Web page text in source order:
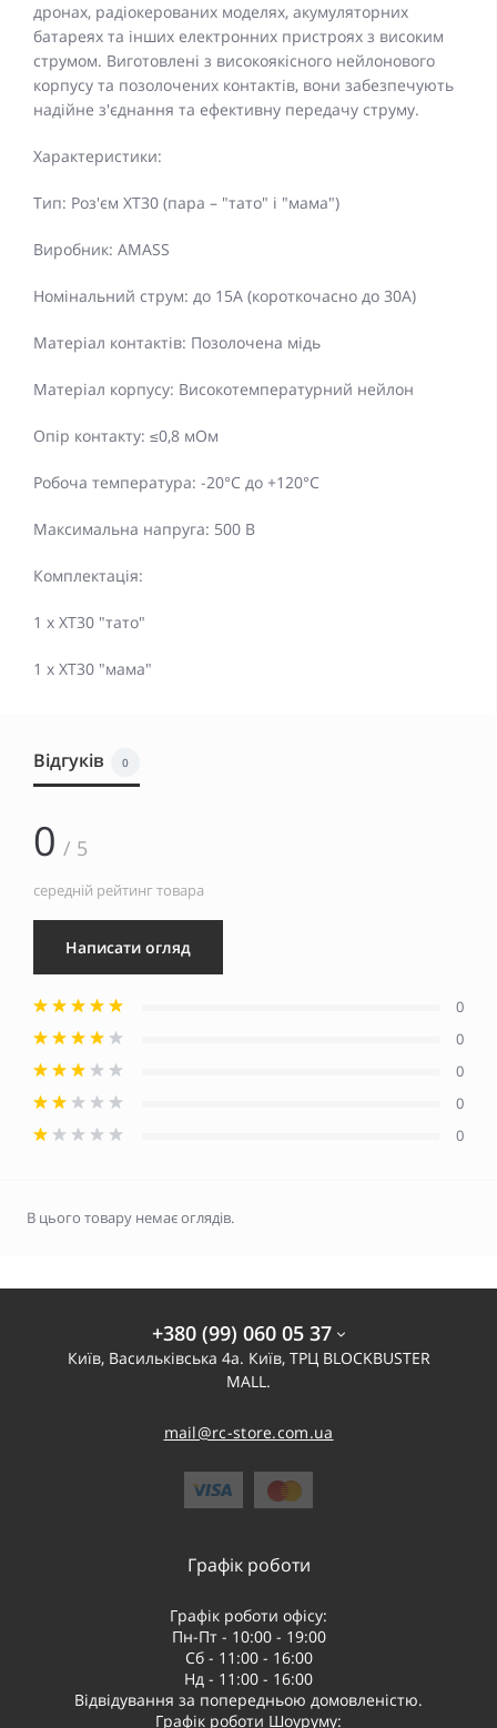
дронах, радіокерованих моделях, акумуляторних
батареях та інших електронних пристроях з високим
струмом. Виготовлені з високоякісного нейлонового
корпусу та позолочених контактів, вони забезпечують
надійне з'єднання та ефективну передачу струму.
Характеристики:
Тип: Роз'єм XT30 (пара – "тато" і "мама")
Виробник: AMASS
Номінальний струм: до 15A (короткочасно до 30A)
Матеріал контактів: Позолочена мідь
Матеріал корпусу: Високотемпературний нейлон
Опір контакту: ≤0,8 мОм
Робоча температура: -20°C до +120°C
Максимальна напруга: 500 В
Комплектація:
1 x XT30 "тато"
1 x XT30 "мама"
Відгуків 0
0 / 5
середній рейтинг товара
Написати огляд
0
0
0
0
0
В цього товару немає оглядів.
+380 (99) 060 05 37
Київ, Васильківська 4а. Київ, ТРЦ BLOCKBUSTER
MALL.
mail@rc-store.com.ua
Графік роботи
Графік роботи офісу:
Пн-Пт - 10:00 - 19:00
Сб - 11:00 - 16:00
Нд - 11:00 - 16:00
Відвідування за попередньою домовленістю.
Графік роботи Шоуруму: